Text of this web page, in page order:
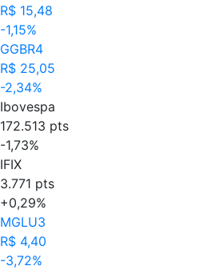
R$ 15,48
-1,15%
GGBR4
R$ 25,05
-2,34%
Ibovespa
172.513 pts
-1,73%
IFIX
3.771 pts
+0,29%
MGLU3
R$ 4,40
-3,72%